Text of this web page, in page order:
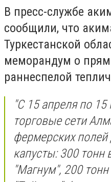
В пресс-службе
сообщили, что а
Туркестанской
меморандум о
раннеспелой
"С15 апреля по 15
торговые сети
фермерских полей
капусты: 300 тонн
"Магнум", 200